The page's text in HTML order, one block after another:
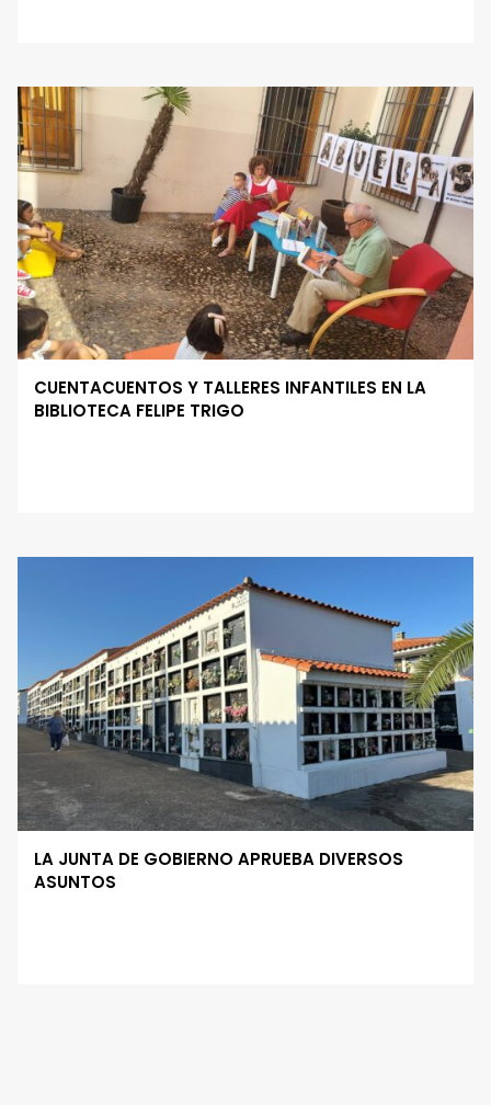
CUENTACUENTOS Y TALLERES INFANTILES EN LA
BIBLIOTECA FELIPE TRIGO
LA JUNTA DE GOBIERNO APRUEBA DIVERSOS
ASUNTOS